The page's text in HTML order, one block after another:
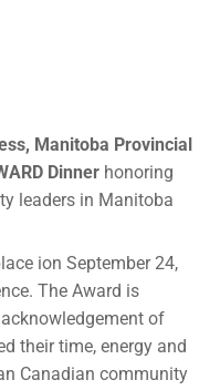
Manitoba Provincial
Dinnerhonoring
leaders in Manitoba
ion September 24,
The Award is
of
their time, energy and
Canadian community